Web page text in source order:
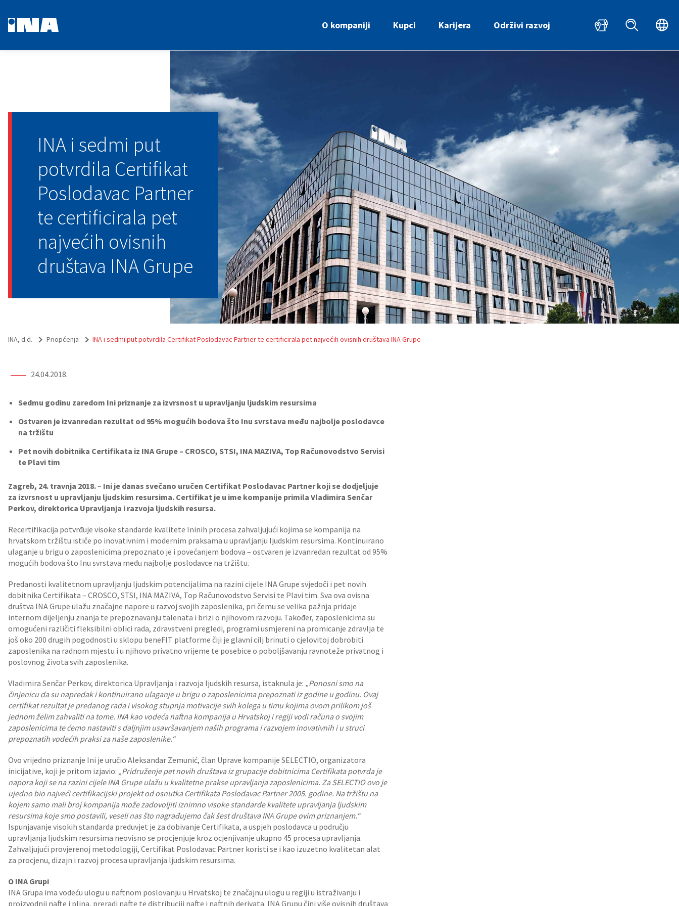
O kompaniji Kupci Karijera Održivi razvoj
INA i sedmi put
potvrdila Certifikat
Poslodavac Partner
te certificirala pet
najvećih ovisnih
društava INA Grupe
INA, d.d. Priopćenja INA i sedmi put potvrdila Certifikat Poslodavac Partner te certificirala pet najvećih ovisnih društava INA Grupe
24.04.2018.
Sedmu godinu zaredom Ini priznanje za izvrsnost u upravljanju ljudskim resursima
Ostvaren je izvanredan rezultat od 95% mogućih bodova što Inu svrstava među najbolje poslodavce
na tržištu
Pet novih dobitnika Certifikata iz INA Grupe – CROSCO, STSI, INA MAZIVA, Top Računovodstvo Servisi
te Plavi tim
Zagreb, 24. travnja 2018.– Ini je danas svečano uručen Certifikat Poslodavac Partner koji se dodjeljuje
za izvrsnost u upravljanju ljudskim resursima. Certifikat je u ime kompanije primila Vladimira Senčar
Perkov, direktorica Upravljanja i razvoja ljudskih resursa.
Recertifikacija potvrđuje visoke standarde kvalitete Ininih procesa zahvaljujući kojima se kompanija na
hrvatskom tržištu ističe po inovativnim i modernim praksama u upravljanju ljudskim resursima. Kontinuirano
ulaganje u brigu o zaposlenicima prepoznato je i povećanjem bodova – ostvaren je izvanredan rezultat od 95%
mogućih bodova što Inu svrstava među najbolje poslodavce na tržištu.
Predanosti kvalitetnom upravljanju ljudskim potencijalima na razini cijele INA Grupe svjedoči i pet novih
dobitnika Certifikata – CROSCO, STSI, INA MAZIVA, Top Računovodstvo Servisi te Plavi tim. Sva ova ovisna
društva INA Grupe ulažu značajne napore u razvoj svojih zaposlenika, pri čemu se velika pažnja pridaje
internom dijeljenju znanja te prepoznavanju talenata i brizi o njihovom razvoju. Također, zaposlenicima su
omogućeni različiti fleksibilni oblici rada, zdravstveni pregledi, programi usmjereni na promicanje zdravlja te
još oko 200 drugih pogodnosti u sklopu beneFIT platforme čiji je glavni cilj brinuti o cjelovitoj dobrobiti
zaposlenika na radnom mjestu i u njihovo privatno vrijeme te posebice o poboljšavanju ravnoteže privatnog i
poslovnog života svih zaposlenika.
Vladimira Senčar Perkov, direktorica Upravljanja i razvoja ljudskih resursa, istaknula je: „Ponosni smo na
činjenicu da su napredak i kontinuirano ulaganje u brigu o zaposlenicima prepoznati iz godine u godinu. Ovaj
certifikat rezultat je predanog rada i visokog stupnja motivacije svih kolega u timu kojima ovom prilikom još
jednom želim zahvaliti na tome. INA kao vodeća naftna kompanija u Hrvatskoj i regiji vodi računa o svojim
zaposlenicima te ćemo nastaviti s daljnjim usavršavanjem naših programa i razvojem inovativnih i u struci
prepoznatih vodećih praksi za naše zaposlenike.“
Ovo vrijedno priznanje Ini je uručio Aleksandar Zemunić, član Uprave kompanije SELECTIO, organizatora
inicijative, koji je pritom izjavio: „Pridruženje pet novih društava iz grupacije dobitnicima Certifikata potvrda je
napora koji se na razini cijele INA Grupe ulažu u kvalitetne prakse upravljanja zaposlenicima. Za SELECTIO ovo je
ujedno bio najveći certifikacijski projekt od osnutka Certifikata Poslodavac Partner 2005. godine. Na tržištu na
kojem samo mali broj kompanija može zadovoljiti iznimno visoke standarde kvalitete upravljanja ljudskim
resursima koje smo postavili, veseli nas što nagrađujemo čak šest društava INA Grupe ovim priznanjem.“
Ispunjavanje visokih standarda preduvjet je za dobivanje Certifikata, a uspjeh poslodavca u području
upravljanja ljudskim resursima neovisno se procjenjuje kroz ocjenjivanje ukupno 45 procesa upravljanja.
Zahvaljujući provjerenoj metodologiji, Certifikat Poslodavac Partner koristi se i kao izuzetno kvalitetan alat
za procjenu, dizajn i razvoj procesa upravljanja ljudskim resursima.
O INA Grupi
INA Grupa ima vodeću ulogu u naftnom poslovanju u Hrvatskoj te značajnu ulogu u regiji u istraživanju i
proizvodnji nafte i plina, preradi nafte te distribuciji nafte i naftnih derivata. INA Grupu čini više ovisnih društava